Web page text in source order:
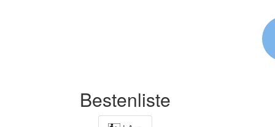
Bestenliste